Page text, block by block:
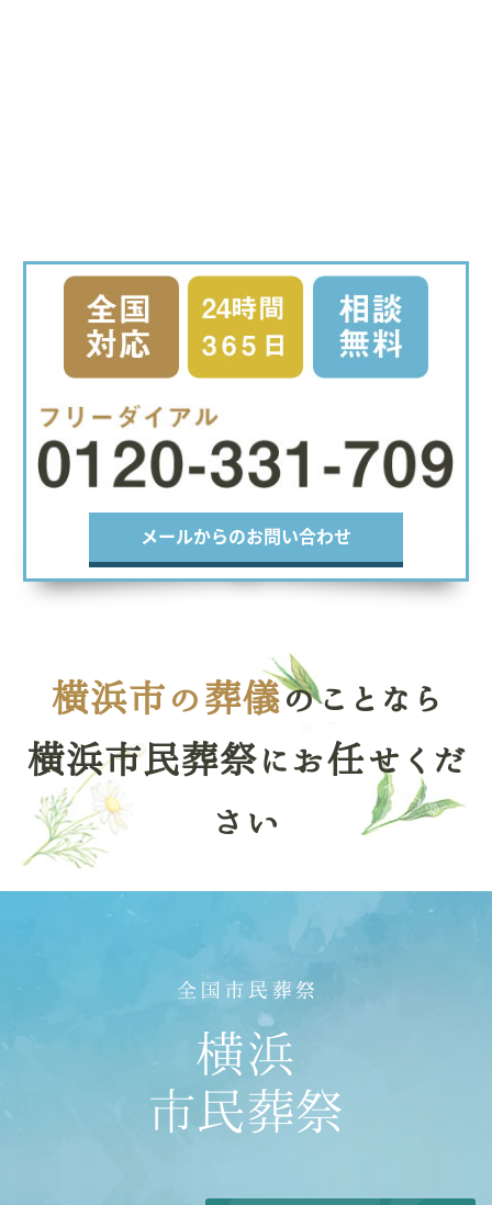
メールからのお問い合わせ
横浜市の葬儀のことなら
横浜市民葬祭にお任せくだ
さい